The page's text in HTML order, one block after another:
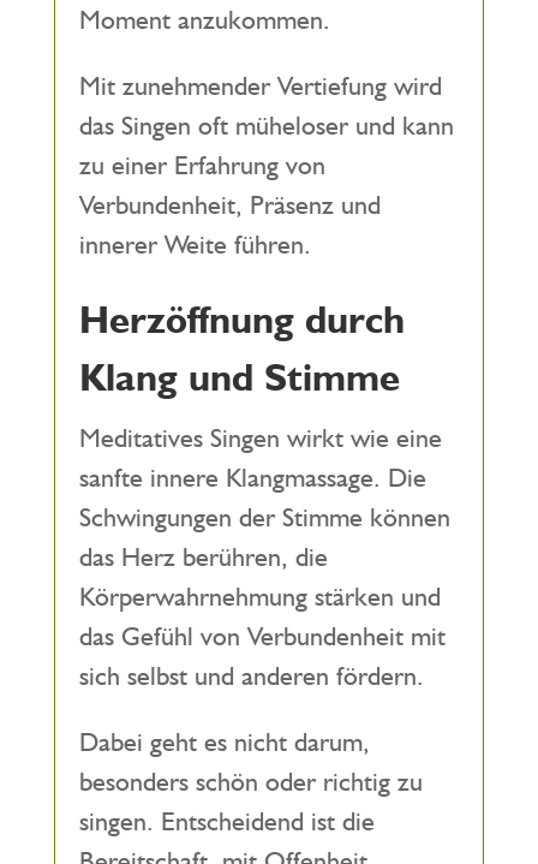
Moment anzukommen.
Mit zunehmender Vertiefung wird
das Singen oft müheloser und kann
zu einer Erfahrung von
Verbundenheit, Präsenz und
innerer Weite führen.
Herzöffnung durch
Klang und Stimme
Meditatives Singen wirkt wie eine
sanfte innere Klangmassage. Die
Schwingungen der Stimme können
das Herz berühren, die
Körperwahrnehmung stärken und
das Gefühl von Verbundenheit mit
sich selbst und anderen fördern.
Dabei geht es nicht darum,
besonders schön oder richtig zu
singen. Entscheidend ist die